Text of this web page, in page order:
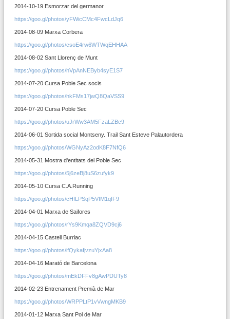
2014-10-19 Esmorzar del germanor
https://goo.gl/photos/yFWicCMc4FwcLdJq6
2014-08-09 Marxa Corbera
https://goo.gl/photos/csoE4rw6WTWqEHHAA
2014-08-02 Sant Llorenç de Munt
https://goo.gl/photos/hVpAnNEByb4syE1S7
2014-07-20 Cursa Poble Sec socis
https://goo.gl/photos/hkFMs17jwQ8QaVSS9
2014-07-20 Cursa Poble Sec
https://goo.gl/photos/uJrWw3AM5FzaLZBc9
2014-06-01 Sortida social Montseny. Trail Sant Esteve Palautordera
https://goo.gl/photos/WGNyAz2odK8F7NfQ6
2014-05-31 Mostra d'entitats del Poble Sec
https://goo.gl/photos/5j6zeBj8uS6zufyk9
2014-05-10 Cursa C.A.Running
https://goo.gl/photos/cHfLPSqP5VfM1qfF9
2014-04-01 Marxa de Saifores
https://goo.gl/photos/rYs9Kmqa8ZQVD9cj6
2014-04-15 Castell Burriac
https://goo.gl/photos/ifQykafjvzuYjxAa8
2014-04-16 Marató de Barcelona
https://goo.gl/photos/mEkDFFv8gAwPDUTy8
2014-02-23 Entrenament Premià de Mar
https://goo.gl/photos/WRPPLtP1vVwngMKB9
2014-01-12 Marxa Sant Pol de Mar